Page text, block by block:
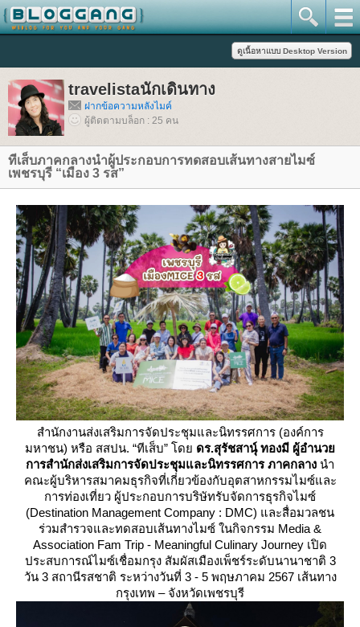
travelistaนักเดินทาง
ฝากข้อความหลังไมค์
ผู้ติดตามบล็อก : 25 คน
ทีเส็บภาคกลางนำผู้ประกอบการทดสอบเส้นทางสายไมซ์
เพชรบุรี “เมือง 3 รส”
สำนักงานส่งเสริมการจัดประชุมและนิทรรศการ (องค์การ
มหาชน) หรือ สสปน. “ทีเส็บ” โด ดร.สุรัชสานุ์ ทองมี ผู้อำนว
การสำนักส่งเสริมการจัดประชุมและนิทรรศการ ภาคกลาง นำ
คณะผู้บริหารสมาคมธุรกิจที่เกี่ยวข้องกับอุตสาหกรรมไมซ์และ
การท่องเที่ยว ผู้ประกอบการบริษัทรับจัดการธุรกิจไมซ์
(Destination Management Company : DMC) และสื่อมวลชน
ร่วมสำรวจและทดสอบเส้นทางไมซ์ ในกิจกรรม Media &
Association Fam Trip - Meaningful Culinary Journey เปิด
ประสบการณ์ไมซ์เชื่อมกรุง สัมผัสเมืองเพ็ชร์ระดับนานาชาติ 3
วัน 3 สถานีรสชาติ ระหว่างวันที่ 3 - 5 พฤษภาคม 2567 เส้นทาง
กรุงเทพ – จังหวัดเพชรบุรี